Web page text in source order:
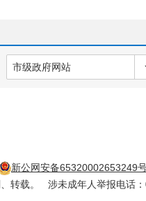
市级政府网站
新公网安备65320002653249
转载。 涉未成年人举报电话